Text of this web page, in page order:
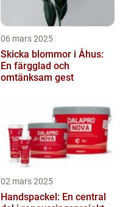
06 mars 2025
Skicka blommor i Åhus:
En färgglad och
omtänksam gest
02 mars 2025
Handspackel: En central